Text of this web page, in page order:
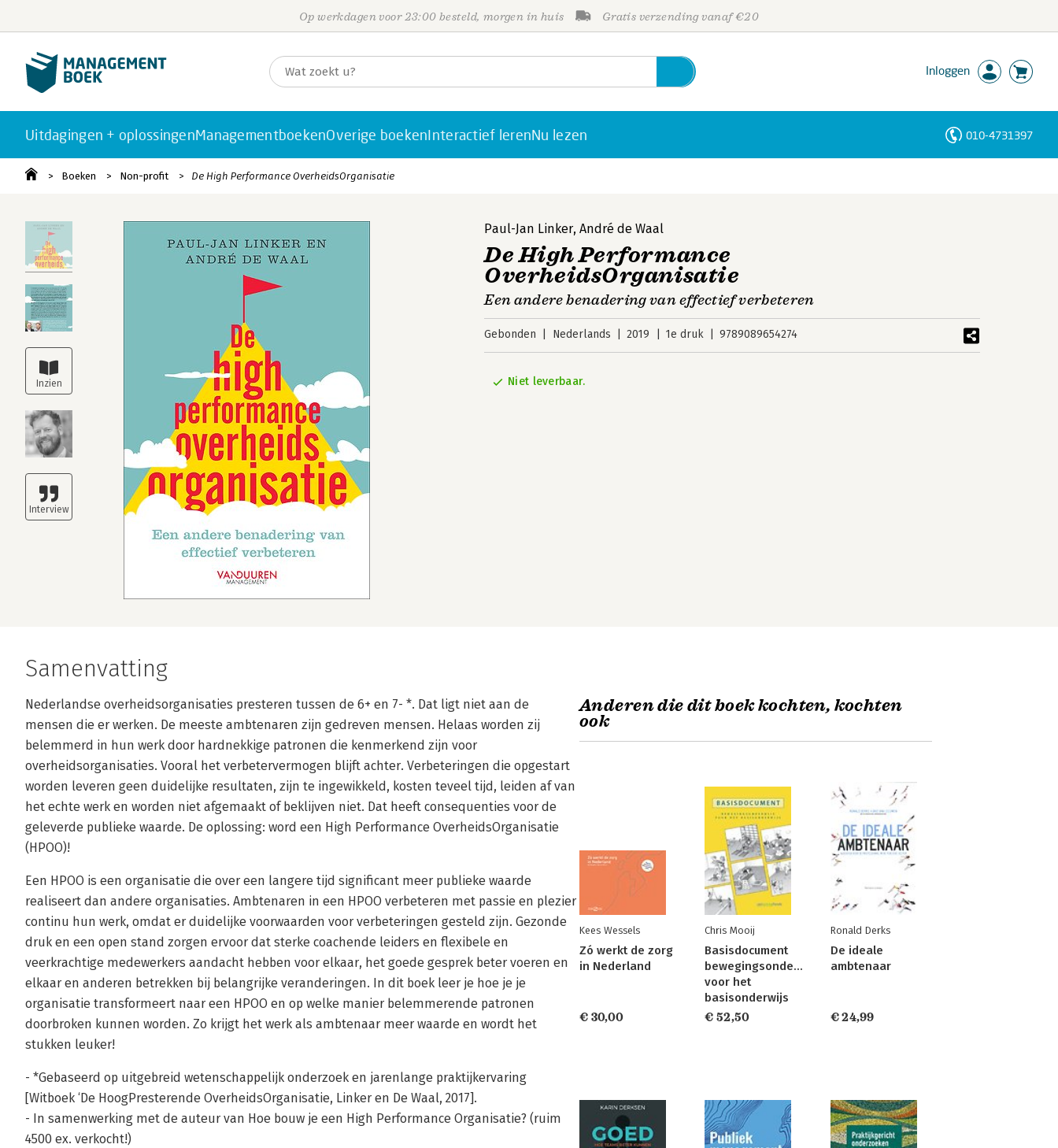
Op werkdagen voor 23:00 besteld, morgen in huis Gratis verzending vanaf €20
Inloggen
Uitdagingen + oplossingenManagementboekenOverige boekenInteractief lerenNu lezen 010-4731397
Boeken Non-profit De High Performance OverheidsOrganisatie
Paul-Jan Linker,André de Waal
De High Performance
OverheidsOrganisatie
Een andere benadering van effectief verbeteren
Gebonden Nederlands 2019 1e druk 9789089654274
Niet leverbaar.
Samenvatting
Nederlandse overheidsorganisaties presteren tussen de 6+ en 7- *. Dat ligt niet aan de
mensen die er werken. De meeste ambtenaren zijn gedreven mensen. Helaas worden zij
belemmerd in hun werk door hardnekkige patronen die kenmerkend zijn voor
overheidsorganisaties. Vooral het verbetervermogen blijft achter. Verbeteringen die opgestart
worden leveren geen duidelijke resultaten, zijn te ingewikkeld, kosten teveel tijd, leiden af van
het echte werk en worden niet afgemaakt of beklijven niet. Dat heeft consequenties voor de
geleverde publieke waarde. De oplossing: word een High Performance OverheidsOrganisatie
(HPOO)!
Een HPOO is een organisatie die over een langere tijd significant meer publieke waarde
realiseert dan andere organisaties. Ambtenaren in een HPOO verbeteren met passie en plezier
continu hun werk, omdat er duidelijke voorwaarden voor verbeteringen gesteld zijn. Gezonde
druk en een open stand zorgen ervoor dat sterke coachende leiders en flexibele en
veerkrachtige medewerkers aandacht hebben voor elkaar, het goede gesprek beter voeren en
elkaar en anderen betrekken bij belangrijke veranderingen. In dit boek leer je hoe je je
organisatie transformeert naar een HPOO en op welke manier belemmerende patronen
doorbroken kunnen worden. Zo krijgt het werk als ambtenaar meer waarde en wordt het
stukken leuker!
- *Gebaseerd op uitgebreid wetenschappelijk onderzoek en jarenlange praktijkervaring
[Witboek ‘De HoogPresterende OverheidsOrganisatie, Linker en De Waal, 2017].
- In samenwerking met de auteur van Hoe bouw je een High Performance Organisatie? (ruim
4500 ex. verkocht!)
Anderen die dit boek kochten, kochten
ook
Kees Wessels
Zó werkt de zorg
in Nederland
€ 30,00
Chris Mooij
Basisdocument
bewegingsonderwijs
voor het
basisonderwijs
€ 52,50
Ronald Derks
De ideale
ambtenaar
€ 24,99
Personen